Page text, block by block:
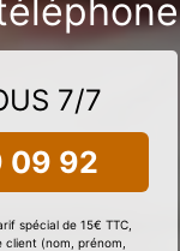
7/7
09 92
spécial de 15€ TTC,
(nom, prénom,